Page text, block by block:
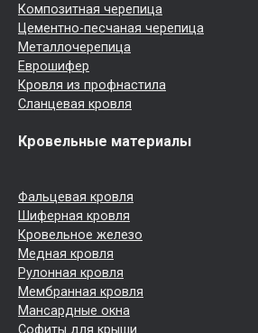
Композитная черепица
Цементно-песчаная черепица
Металлочерепица
Еврошифер
Кровля из профнастила
Сланцевая кровля
Кровельные материалы
Фальцевая кровля
Шиферная кровля
Кровельное железо
Медная кровля
Рулонная кровля
Мембранная кровля
Мансардные окна